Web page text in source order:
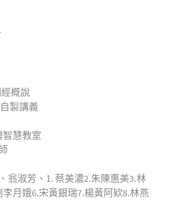
概說
製講義
智慧教室
翁淑芳、1. 蔡美濃2.朱陳惠美3.林
李月娥6.宋黃銀瑞7.楊黃阿欵8.林燕